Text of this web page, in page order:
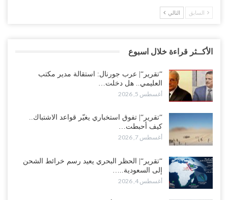
السابق التالي
الأكــثر قراءة خلال اسبوع
“تقرير“| عرب جورنال: استقالة مدير مكتب
العليمي.. هل دخلت…
أغسطس 5, 2026
“تقرير“| تفوق استخباري يغيّر قواعد الاشتباك..
كيف أحبطت…
أغسطس 7, 2026
“تقرير“| الحظر البحري يعيد رسم خرائط الشحن
إلى السعودية..…
أغسطس 4, 2026